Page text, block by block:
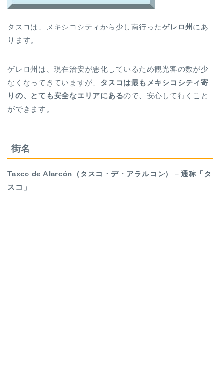
タスコは、メキシコシティから少し南行ったゲレロ州 にあ
ります。
ゲレロ州は、現在治安が悪化しているため観光客の数が少
なくなってきていますが、 タスコは最もメキシコシティ寄
りの、とても安全なエリアにあるので、安心して行くこと
ができます。
街名
Taxco de Alarcón （タスコ・デ・アラルコン）－通称「タ
スコ」